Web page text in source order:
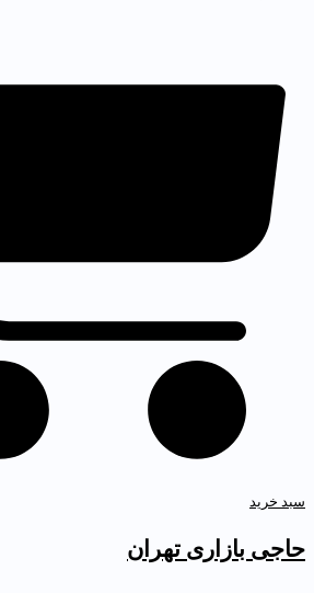
خرید
بازاری تهران